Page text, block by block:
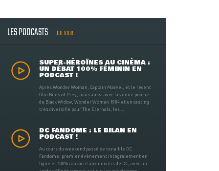
LES PODCASTS TOUT VOIR
SUPER-HÉROÏNES AU CINÉMA :
UN DÉBAT 100% FÉMININ EN
PODCAST !
Après Wonder Woman, Captain Marvel, et le récent
film Birds of Prey, mais aussi avec la venue proche
de Black Widow, Wonder Woman 1984 et un casting
très diversifié pour The Eternals, les ...
DC FANDOME : LE BILAN EN
PODCAST !
Au cours du weekend passé se tenait le DC
Fandome, premier évènement intégralement en
ligne et 100% consacré aux univers de DC, avec un